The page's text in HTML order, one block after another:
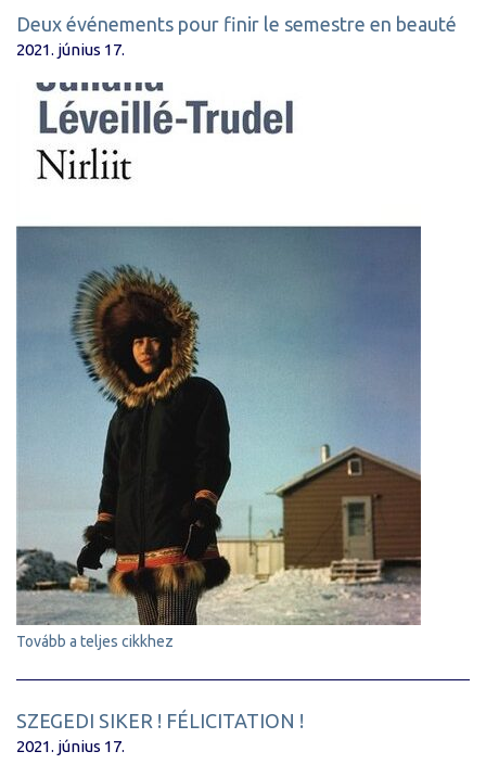
Deux événements pour finir le semestre en beauté
2021. június 17.
Tovább a teljes cikkhez
SZEGEDI SIKER ! FÉLICITATION !
2021. június 17.